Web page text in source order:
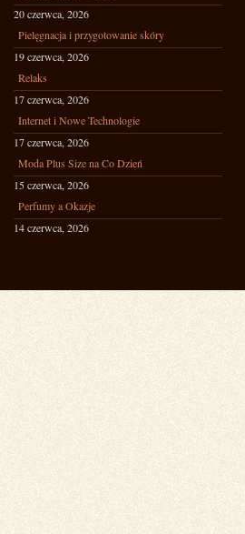
20 czerwca, 2026
Pielęgnacja i przygotowanie skóry
19 czerwca, 2026
Relaks
17 czerwca, 2026
Internet i Nowe Technologie
17 czerwca, 2026
Moda Plus Size na Co Dzień
15 czerwca, 2026
Perfumy a Okazje
14 czerwca, 2026